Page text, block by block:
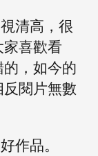
清高，很
喜歡看
，如今的
閱片無數
作品。